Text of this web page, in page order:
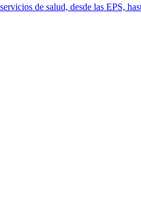
de salud, desde las EPS,